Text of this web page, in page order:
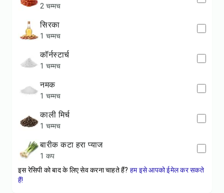
2 चम्मच
सिरका
1 चम्मच
कॉर्नस्टार्च
1 चम्मच
नमक
1 चम्मच
काली मिर्च
1 चम्मच
बारीक कटा हरा प्याज
1 कप
इस रेसिपी को बाद के लिए सेव करना चाहते हैं? हम इसे आपको ईमेल कर सकते
हैं!